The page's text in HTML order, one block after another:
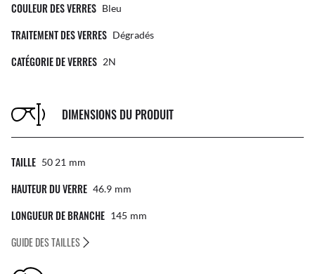
COULEUR DES VERRES Bleu
TRAITEMENT DES VERRES Dégradés
CATÉGORIE DE VERRES 2N
DIMENSIONS DU PRODUIT
TAILLE 50 21 Mm
HAUTEUR DU VERRE 46.9 Mm
LONGUEUR DE BRANCHE 145 Mm
GUIDE DES TAILLES